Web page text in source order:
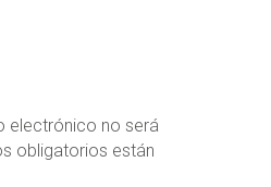
electrónico no será
obligatorios están